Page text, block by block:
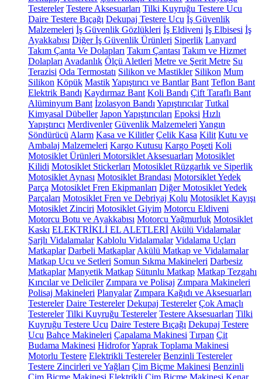
Testereler Testere Aksesuarları Tilki Kuyruğu Testere Ucu
Daire Testere Bıçağı Dekupaj Testere Ucu İş Güvenlik
Malzemeleri İş Güvenlik Gözlükleri İş Eldiveni İş Elbisesi İş
Ayakkabısı Diğer İş Güvenlik Ürünleri Siperlik Lanyard
Takım Çanta Ve Dolapları Takım Çantası Takım ve Hizmet
Dolapları Avadanlık Ölçü Aletleri Metre ve Şerit Metre Su
Terazisi Oda Termostatı Silikon ve Mastikler Silikon Mum
Silikon Köpük MastikYapıştırıcı ve Bantlar Bant Teflon Bant
Elektrik Bandı Kaydırmaz Bant Koli Bandı Çift Taraflı Bant
Alüminyum Bant İzolasyon Bandı Yapıştırıcılar Tutkal
Kimyasal Dübeller Japon Yapıştırıcıları Epoksi Hızlı
Yapıştırıcı Merdivenler Güvenlik Malzemeleri Yangın
Söndürücü Alarm Kasa ve Kilitler Çelik Kasa Kilit Kutu ve
Ambalaj Malzemeleri Kargo Kutusu Kargo Poşeti Koli
Motosiklet Ürünleri Motorsiklet Aksesuarları Motosiklet
Kilidi Motosiklet Stickerları Motosiklet Rüzgarlık ve Siperlik
Motosiklet Aynası Motosiklet Brandası Motorsiklet Yedek
Parça Motosiklet Fren Ekipmanları Diğer Motosiklet Yedek
Parçaları Motosiklet Fren ve Debriyaj Kolu Motosiklet Kayışı
Motosiklet Zinciri Motosiklet Giyim Motorcu Eldiveni
Motorcu Botu ve Ayakkabısı Motorcu Yağmurluk Motosiklet
Kaskı ELEKTRİKLİ EL ALETLERİ Akülü Vidalamalar
Şarjlı Vidalamalar Kablolu Vidalamalar Vidalama Uçları
Matkaplar Darbeli Matkaplar Akülü Matkap ve Vidalamalar
Matkap Ucu ve Setleri Somun Sıkma Makineleri Darbesiz
Matkaplar Manyetik Matkap Sütunlu Matkap Matkap Tezgahı
Kırıcılar ve Deliciler Zımpara ve Polisaj Zımpara Makineleri
Polisaj Makineleri Planyalar Zımpara Kağıdı ve Aksesuarları
Testereler Daire Testereler Dekupaj Testereler Çok Amaçlı
Testereler Tilki Kuyruğu Testereler Testere Aksesuarları Tilki
Kuyruğu Testere Ucu Daire Testere Bıçağı Dekupaj Testere
Ucu Bahçe Makineleri Çapalama Makinesi Tırpan Çit
Budama Makinesi HidroforYaprak Toplama Makinesi
Motorlu Testere Elektrikli Testereler Benzinli Testereler
Testere Zincirleri ve Yağları Çim Biçme Makinesi Benzinli
Çim Biçme Makinesi Elektrikli Çim Biçme Makinesi Kenar